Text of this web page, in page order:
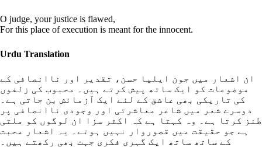
O judge, your justice is flawed,
For this place of execution is meant for the innocent.
Urdu Translation
ان اشعار میں جون ایلیا حسن، تقدیر اور ناانصافی کے
موضوعات کو ایک ساتھ پیش کرتے ہیں۔ محبوب کی زلفوں
کی تاریکی بھی عاشق کے لئے ایک آزمائش بن جاتی ہے۔
دوسرے شعر میں شاعر معاشرتی اور وجودی ناانصافی پر
طنز کرتا ہے۔ وہ کہتا ہے کہ اکثر سزا ان لوگوں کو ملتی
ہے جو حقیقت میں قصوروار نہیں ہوتے۔ یہ اشعار محبت
کے ساتھ ساتھ ایک گہری فکری جہت بھی رکھتے ہیں۔